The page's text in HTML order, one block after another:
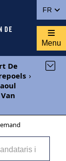
FR
DE
Menu
De
›